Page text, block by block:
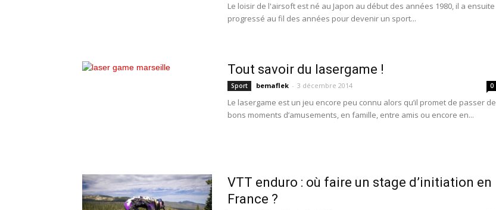
Le loisir de l'airsoft est né au Japon au début des années 1980, il a ensuite
progressé au fil des années pour devenir un sport...
Tout savoir du lasergame !
Sport bemaflek - 3 décembre 2014 0
Le lasergame est un jeu encore peu connu alors qu’il promet de passer de
bons moments d’amusements, en famille, entre amis ou encore en...
VTT enduro : où faire un stage d’initiation en
France ?